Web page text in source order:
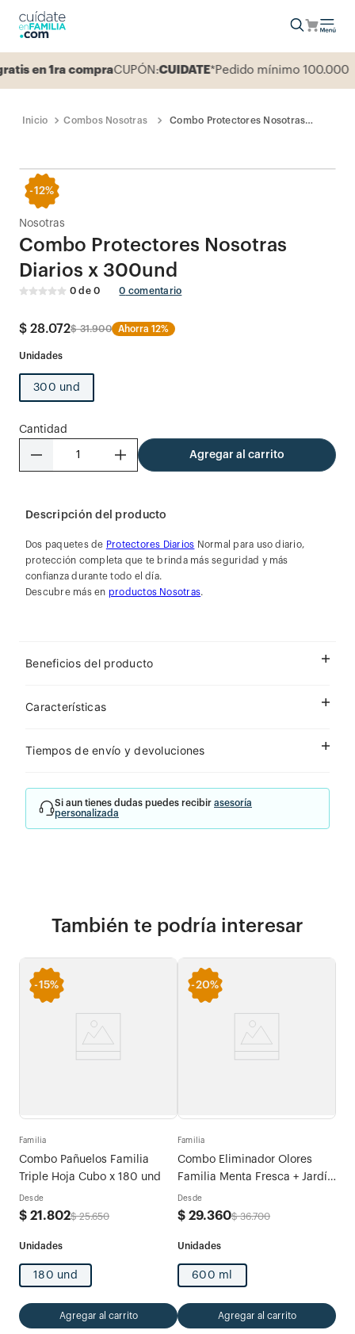
en 1ra compraCUPÓN:CUIDATE*Pedido mínimo 100.000
Combos Nosotras
Combo Protectores Nosotras
-12%
Nosotras
Combo Protectores Nosotras
Diarios x 300und
0 de0 0 comentario
$ 28.072$ 31.900 Ahorra 12%
300 und
Cantidad
＋
－ Agregar al carrito
Descripción del producto
Dos paquetes de Protectores Diarios Normal para uso diario,
protección completa que te brinda más seguridad y más
confianza durante todo el día.
Descubre más en productos Nosotras.
Beneficios del producto
Características
Tiempos de envío y devoluciones
Si aun tienes dudas puedes recibir asesoría
personalizada
También te podría interesar
-15%
Familia
Combo Pañuelos Familia
Triple Hoja Cubo x 180 und
Desde
$ 21 .802$ 25.650
180 und
Agregar al carrito
-20%
Familia
Combo Eliminador Olores
Familia Menta Fresca + Jardín
de Verano
Desde
$ 29.360$ 36.700
600 ml
Agregar al carrito